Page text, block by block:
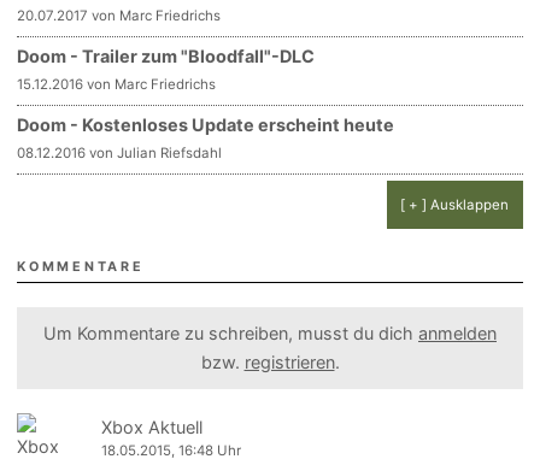
20.07.2017 von Marc Friedrichs
Doom - Trailer zum "Bloodfall"-DLC
15.12.2016 von Marc Friedrichs
Doom - Kostenloses Update erscheint heute
08.12.2016 von Julian Riefsdahl
[ + ] Ausklappen
KOMMENTARE
Um Kommentare zu schreiben, musst du dich anmelden
bzw. registrieren.
Xbox Aktuell
18.05.2015, 16:48 Uhr